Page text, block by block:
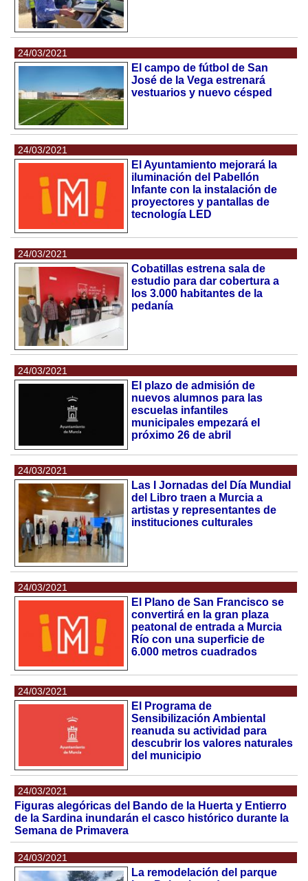
24/03/2021
El campo de fútbol de San
José de la Vega estrenará
vestuarios y nuevo césped
24/03/2021
El Ayuntamiento mejorará la
iluminación del Pabellón
Infante con la instalación de
proyectores y pantallas de
tecnología LED
24/03/2021
Cobatillas estrena sala de
estudio para dar cobertura a
los 3.000 habitantes de la
pedanía
24/03/2021
El plazo de admisión de
nuevos alumnos para las
escuelas infantiles
municipales empezará el
próximo 26 de abril
24/03/2021
Las I Jornadas del Día Mundial
del Libro traen a Murcia a
artistas y representantes de
instituciones culturales
24/03/2021
El Plano de San Francisco se
convertirá en la gran plaza
peatonal de entrada a Murcia
Río con una superficie de
6.000 metros cuadrados
24/03/2021
El Programa de
Sensibilización Ambiental
reanuda su actividad para
descubrir los valores naturales
del municipio
24/03/2021
Figuras alegóricas del Bando de la Huerta y Entierro
de la Sardina inundarán el casco histórico durante la
Semana de Primavera
24/03/2021
La remodelación del parque